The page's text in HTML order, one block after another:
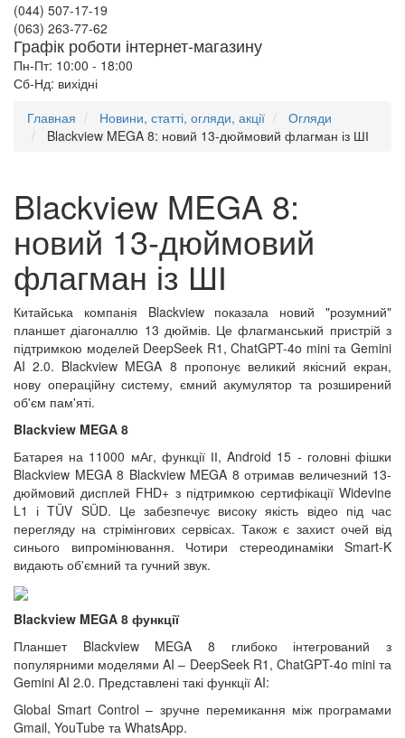
(044) 507-17-19
(063) 263-77-62
Графік роботи інтернет-магазину
Пн-Пт: 10:00 - 18:00
Сб-Нд: вихідні
Главная
Новини, статті, огляди, акції
Огляди
Blackview MEGA 8: новий 13-дюймовий флагман із ШІ
Blackview MEGA 8:
новий 13-дюймовий
флагман із ШІ
Китайська компанія Blackview показала новий "розумний"
планшет діагоналлю 13 дюймів. Це флагманський пристрій з
підтримкою моделей DeepSeek R1, ChatGPT-4o mini та Gemini
AI 2.0. Blackview MEGA 8 пропонує великий якісний екран,
нову операційну систему, ємний акумулятор та розширений
об'єм пам'яті.
Blackview MEGA 8
Батарея на 11000 мАг, функції ІІ, Android 15 - головні фішки
Blackview MEGA 8 Blackview MEGA 8 отримав величезний 13-
дюймовий дисплей FHD+ з підтримкою сертифікації Widevine
L1 і TÜV SÜD. Це забезпечує високу якість відео під час
перегляду на стрімінгових сервісах. Також є захист очей від
синього випромінювання. Чотири стереодинаміки Smart-K
видають об'ємний та гучний звук.
Blackview MEGA 8 функції
Планшет Blackview MEGA 8 глибоко інтегрований з
популярними моделями AI – DeepSeek R1, ChatGPT-4o mini та
Gemini AI 2.0. Представлені такі функції AI:
Global Smart Control – зручне перемикання між програмами
Gmail, YouTube та WhatsApp.